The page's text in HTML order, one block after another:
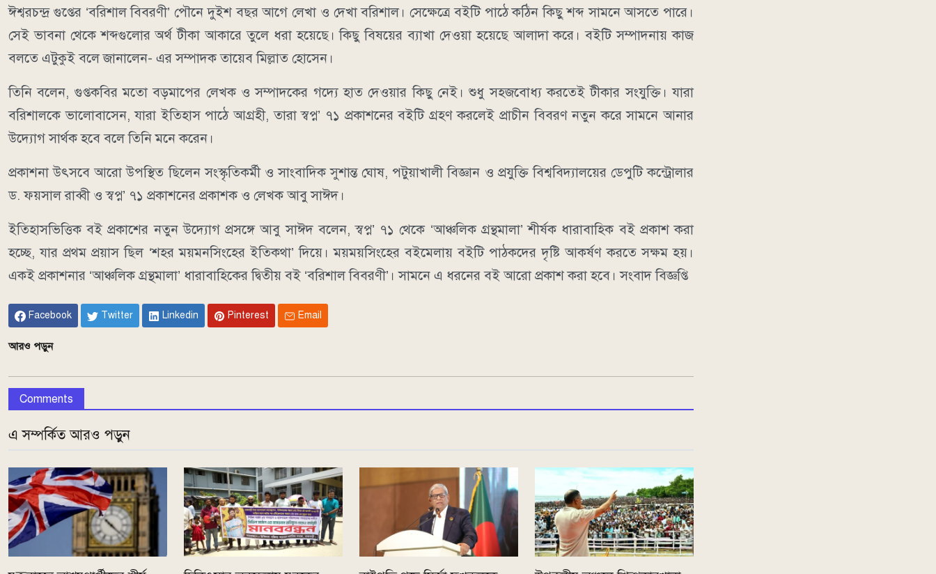
ঈশ্বরচন্দ্র গুপ্তের ‘বরিশাল বিবরণী’ পৌনে দুইশ বছর আগে লেখা ও দেখা বরিশাল। সেক্ষেত্রে বইটি পাঠে কঠিন কিছু শব্দ সামনে আসতে পারে।
সেই ভাবনা থেকে শব্দগুলোর অর্থ টীকা আকারে তুলে ধরা হয়েছে। কিছু বিষয়ের ব্যাখা দেওয়া হয়েছে আলাদা করে। বইটি সম্পাদনায় কাজ
বলতে এটুকুই বলে জানালেন- এর সম্পাদক তায়েব মিল্লাত হোসেন।
তিনি বলেন, গুপ্তকবির মতো বড়মাপের লেখক ও সম্পাদকের গদ্যে হাত দেওয়ার কিছু নেই। শুধু সহজবোধ্য করতেই টীকার সংযুক্তি। যারা
বরিশালকে ভালোবাসেন, যারা ইতিহাস পাঠে আগ্রহী, তারা স্বপ্ন’ ৭১ প্রকাশনের বইটি গ্রহণ করলেই প্রাচীন বিবরণ নতুন করে সামনে আনার
উদ্যোগ সার্থক হবে বলে তিনি মনে করেন।
প্রকাশনা উৎসবে আরো উপস্থিত ছিলেন সংস্কৃতিকর্মী ও সাংবাদিক সুশান্ত ঘোষ, পটুয়াখালী বিজ্ঞান ও প্রযুক্তি বিশ্ববিদ্যালয়ের ডেপুটি কন্ট্রোলার
ড. ফয়সাল রাব্বী ও স্বপ্ন’ ৭১ প্রকাশনের প্রকাশক ও লেখক আবু সাঈদ।
ইতিহাসভিত্তিক বই প্রকাশের নতুন উদ্যোগ প্রসঙ্গে আবু সাঈদ বলেন, স্বপ্ন’ ৭১ থেকে ‘আঞ্চলিক গ্রন্থমালা’ শীর্ষক ধারাবাহিক বই প্রকাশ করা
হচ্ছে, যার প্রথম প্রয়াস ছিল ‘শহর ময়মনসিংহের ইতিকথা’ দিয়ে। ময়ময়সিংহের বইমেলায় বইটি পাঠকদের দৃষ্টি আকর্ষণ করতে সক্ষম হয়।
একই প্রকাশনার ‘আঞ্চলিক গ্রন্থমালা’ ধারাবাহিকের দ্বিতীয় বই ‘বরিশাল বিবরণী’। সামনে এ ধরনের বই আরো প্রকাশ করা হবে। সংবাদ বিজ্ঞপ্তি
Facebook Twitter Linkedin Pinterest Email
আরও পড়ুন
Comments
এ সম্পর্কিত আরও পড়ুন